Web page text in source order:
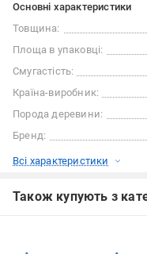
Основні характеристики
Товщина:
Площа в упаковці:
Смугастість:
Країна-виробник:
Порода деревини:
Бренд:
Всі характеристики
Також купують з